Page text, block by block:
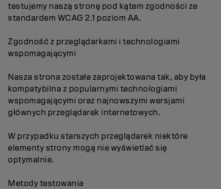
testujemy naszą stronę pod kątem zgodności ze
standardem WCAG 2.1 poziom AA.
Zgodność z przeglądarkami i technologiami
wspomagającymi
Nasza strona została zaprojektowana tak, aby była
kompatybilna z popularnymi technologiami
wspomagającymi oraz najnowszymi wersjami
głównych przeglądarek internetowych.
W przypadku starszych przeglądarek niektóre
elementy strony mogą nie wyświetlać się
optymalnie.
Metody testowania